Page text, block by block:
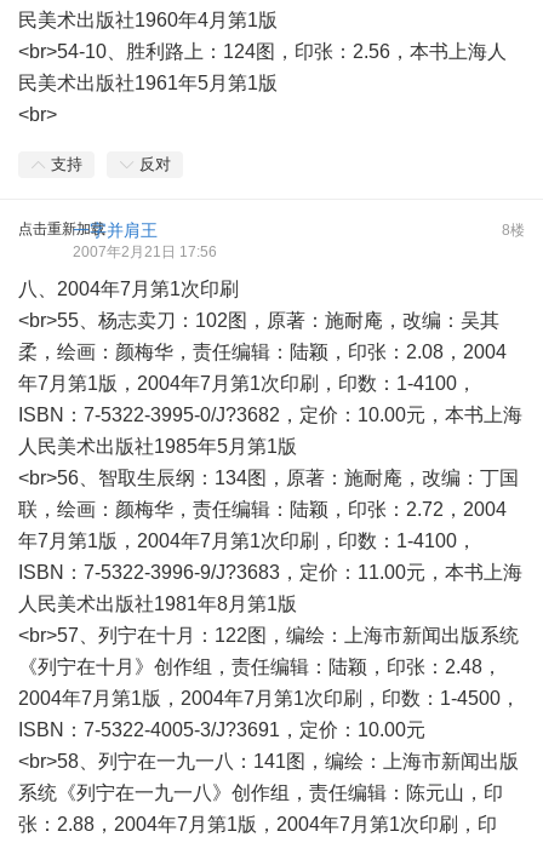
民美术出版社1960年4月第1版
<br>54-10、胜利路上：124图，印张：2.56，本书上海人
民美术出版社1961年5月第1版
<br>
支持 反对
点击重新加载 8楼
一字并肩王
2007年2月21日 17:56
八、2004年7月第1次印刷
<br>55、杨志卖刀：102图，原著：施耐庵，改编：吴其
柔，绘画：颜梅华，责任编辑：陆颖，印张：2.08，2004
年7月第1版，2004年7月第1次印刷，印数：1-4100，
ISBN：7-5322-3995-0/J?3682，定价：10.00元，本书上海
人民美术出版社1985年5月第1版
<br>56、智取生辰纲：134图，原著：施耐庵，改编：丁国
联，绘画：颜梅华，责任编辑：陆颖，印张：2.72，2004
年7月第1版，2004年7月第1次印刷，印数：1-4100，
ISBN：7-5322-3996-9/J?3683，定价：11.00元，本书上海
人民美术出版社1981年8月第1版
<br>57、列宁在十月：122图，编绘：上海市新闻出版系统
《列宁在十月》创作组，责任编辑：陆颖，印张：2.48，
2004年7月第1版，2004年7月第1次印刷，印数：1-4500，
ISBN：7-5322-4005-3/J?3691，定价：10.00元
<br>58、列宁在一九一八：141图，编绘：上海市新闻出版
系统《列宁在一九一八》创作组，责任编辑：陈元山，印
张：2.88，2004年7月第1版，2004年7月第1次印刷，印